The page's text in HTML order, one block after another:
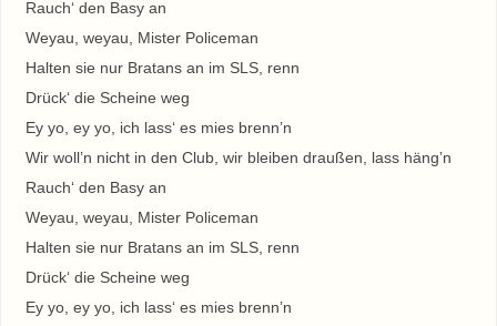
Rauch‘ den Basy an
Weyau, weyau, Mister Policeman
Halten sie nur Bratans an im SLS, renn
Drück‘ die Scheine weg
Ey yo, ey yo, ich lass‘ es mies brenn’n
Wir woll’n nicht in den Club, wir bleiben draußen, lass häng’n
Rauch‘ den Basy an
Weyau, weyau, Mister Policeman
Halten sie nur Bratans an im SLS, renn
Drück‘ die Scheine weg
Ey yo, ey yo, ich lass‘ es mies brenn’n